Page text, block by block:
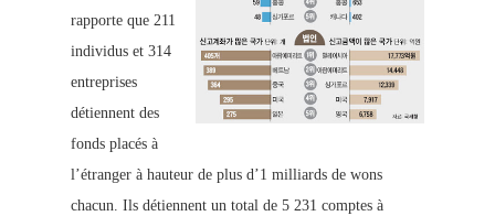
rapporte que 211
individus et 314
entreprises
détiennent des
fonds placés à
l’étranger à hauteur de plus d’1 milliards de wons
chacun. Ils détiennent un total de 5 231 comptes à